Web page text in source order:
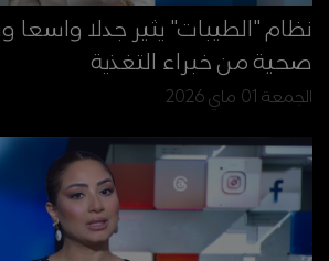
نظام "الطيبات" يثير جدلا
صحية من خبراء التغذية
الجمعة 01 ماي 2026